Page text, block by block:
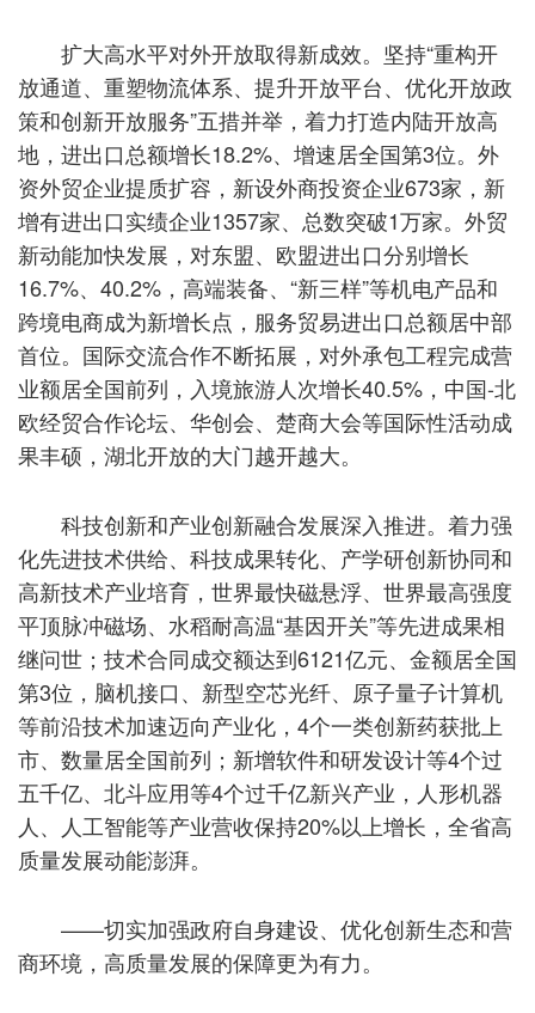
扩大高水平对外开放取得新成效。坚持“重构开
放通道、重塑物流体系、提升开放平台、优化开放政
策和创新开放服务”五措并举，着力打造内陆开放高
地，进出口总额增长18.2%、增速居全国第3位。外
资外贸企业提质扩容，新设外商投资企业673家，新
增有进出口实绩企业1357家、总数突破1万家。外贸
新动能加快发展，对东盟、欧盟进出口分别增长
16.7%、40.2%，高端装备、“新三样”等机电产品和
跨境电商成为新增长点，服务贸易进出口总额居中部
首位。国际交流合作不断拓展，对外承包工程完成营
业额居全国前列，入境旅游人次增长40.5%，中国-北
欧经贸合作论坛、华创会、楚商大会等国际性活动成
果丰硕，湖北开放的大门越开越大。
科技创新和产业创新融合发展深入推进。着力强
化先进技术供给、科技成果转化、产学研创新协同和
高新技术产业培育，世界最快磁悬浮、世界最高强度
平顶脉冲磁场、水稻耐高温“基因开关”等先进成果相
继问世；技术合同成交额达到6121亿元、金额居全国
第3位，脑机接口、新型空芯光纤、原子量子计算机
等前沿技术加速迈向产业化，4个一类创新药获批上
市、数量居全国前列；新增软件和研发设计等4个过
五千亿、北斗应用等4个过千亿新兴产业，人形机器
人、人工智能等产业营收保持20%以上增长，全省高
质量发展动能澎湃。
——切实加强政府自身建设、优化创新生态和营
商环境，高质量发展的保障更为有力。